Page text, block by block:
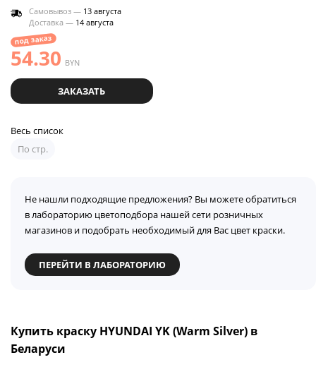
Самовывоз — 13 августа
Доставка — 14 августа
под заказ
54.30 BYN
ЗАКАЗАТЬ
Весь список
По стр.
Не нашли подходящие предложения? Вы можете обратиться
в лабораторию цветоподбора нашей сети розничных
магазинов и подобрать необходимый для Вас цвет краски.
ПЕРЕЙТИ В ЛАБОРАТОРИЮ
Купить краску HYUNDAI YK (Warm Silver) в
Беларуси